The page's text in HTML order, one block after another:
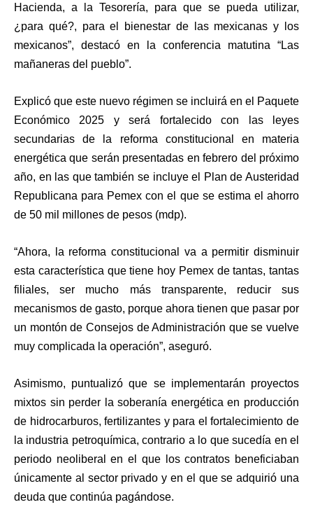
Hacienda, a la Tesorería, para que se pueda utilizar,
¿para qué?, para el bienestar de las mexicanas y los
mexicanos”, destacó en la conferencia matutina “Las
mañaneras del pueblo”.
Explicó que este nuevo régimen se incluirá en el Paquete
Económico 2025 y será fortalecido con las leyes
secundarias de la reforma constitucional en materia
energética que serán presentadas en febrero del próximo
año, en las que también se incluye el Plan de Austeridad
Republicana para Pemex con el que se estima el ahorro
de 50 mil millones de pesos (mdp).
“Ahora, la reforma constitucional va a permitir disminuir
esta característica que tiene hoy Pemex de tantas, tantas
filiales, ser mucho más transparente, reducir sus
mecanismos de gasto, porque ahora tienen que pasar por
un montón de Consejos de Administración que se vuelve
muy complicada la operación”, aseguró.
Asimismo, puntualizó que se implementarán proyectos
mixtos sin perder la soberanía energética en producción
de hidrocarburos, fertilizantes y para el fortalecimiento de
la industria petroquímica, contrario a lo que sucedía en el
periodo neoliberal en el que los contratos beneficiaban
únicamente al sector privado y en el que se adquirió una
deuda que continúa pagándose.